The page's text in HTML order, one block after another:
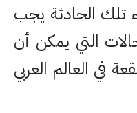
تلك الحادثة يجب
التي يمكن أن
في العالم العربي